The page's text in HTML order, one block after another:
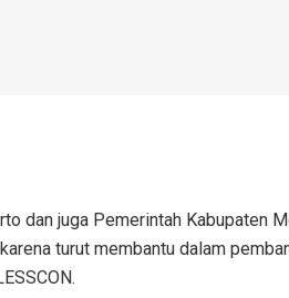
dan juga Pemerintah Kabupaten
turut membantu dalam